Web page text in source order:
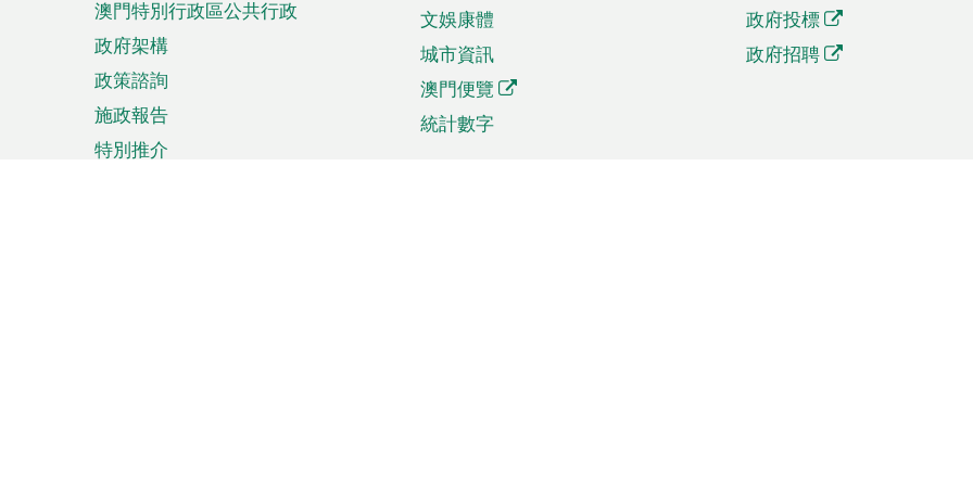
澳門特別行政區公共行政
政府架構
政策諮詢
施政報告
特別推介
文娛康體
城市資訊
澳門便覽
統計數字
政府投標
政府招聘